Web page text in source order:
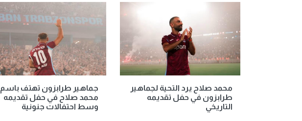
محمد صلاح يرد التحية لجماهير
طرابزون في حفل تقديمه
التاريخي
جماهير طرابزون تهتف باسم
محمد صلاح في حفل تقديمه
وسط احتفالات جنونية